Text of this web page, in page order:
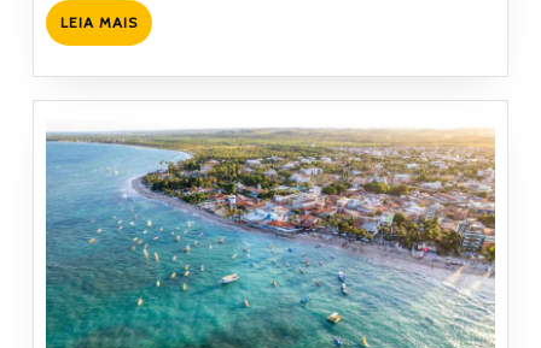
O
Que
Fazer?
LEIA MAISLEIA
MAIS